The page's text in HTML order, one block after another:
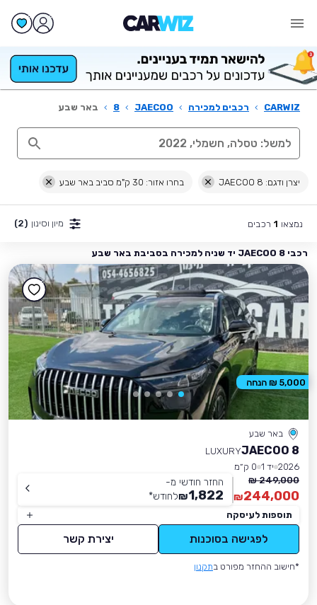
CARWIZ
› רכבים למכירה ›
JAECOO
›
8
› באר שבע
יצרן ודגם: JAECOO 8 בחרו אזור: 30 ק"מ סביב באר שבע
נמצאו 1 רכבים מיון וסינון (2)
רכבי JAECOO 8 יד שניה למכירה בסביבת באר שבע
באר שבע
JAECOO 8
LUXURY
2026 יד 1
0 ק״מ
249,000 ₪
244,000
₪
החזר חודשי מ-
1,822
₪לחודש*
תוספות לעיסקה
לפגישה בסוכנות יצירת קשר
*חישוב ההחזר מפורט בתקנון
5,000 ₪ הנחה